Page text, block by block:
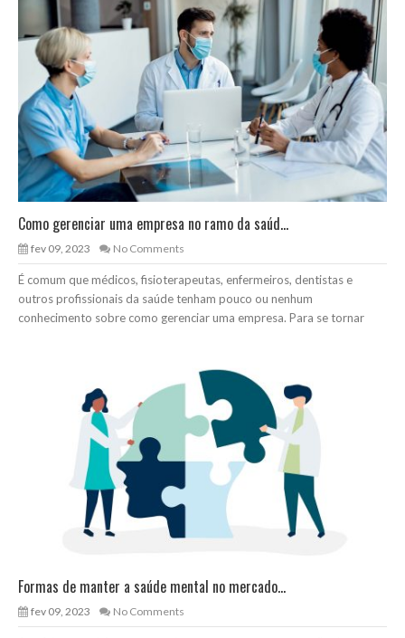
Como gerenciar uma empresa no ramo da saúd...
fev 09, 2023 No Comments
É comum que médicos, fisioterapeutas, enfermeiros, dentistas e
outros profissionais da saúde tenham pouco ou nenhum
conhecimento sobre como gerenciar uma empresa. Para se tornar
Formas de manter a saúde mental no mercado...
fev 09, 2023 No Comments